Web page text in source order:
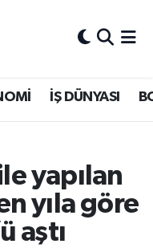
İŞ DÜNYASI
yapılan
yıla göre
aştı
Fikstür